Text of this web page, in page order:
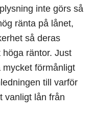
inte görs så
ränta på lånet,
så deras
räntor. Just
förmånligt
till varför
vanligt lån från